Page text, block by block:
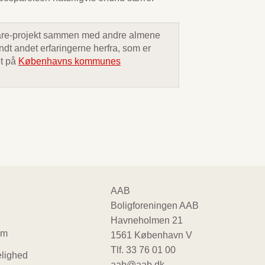
projekt sammen med andre almene
andet erfaringerne herfra, som er
på Københavns kommunes
AAB
Boligforeningen AAB
Havneholmen 21
1561 København V
Tlf. 33 76 01 00